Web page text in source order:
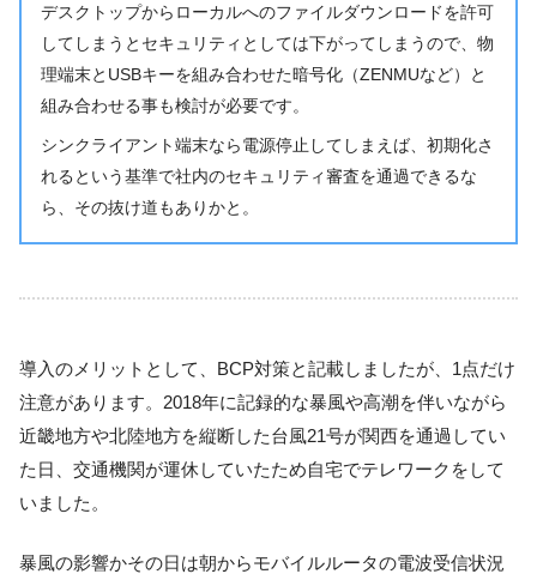
デスクトップからローカルへのファイルダウンロードを許可
してしまうとセキュリティとしては下がってしまうので、物
理端末とUSBキーを組み合わせた暗号化（ZENMUなど）と
組み合わせる事も検討が必要です。
シンクライアント端末なら電源停止してしまえば、初期化さ
れるという基準で社内のセキュリティ審査を通過できるな
ら、その抜け道もありかと。
導入のメリットとして、BCP対策と記載しましたが、1点だけ
注意があります。2018年に記録的な暴風や高潮を伴いながら
近畿地方や北陸地方を縦断した台風21号が関西を通過してい
た日、交通機関が運休していたため自宅でテレワークをして
いました。
暴風の影響かその日は朝からモバイルルータの電波受信状況